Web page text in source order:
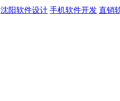
沈阳软件设计手机软件开发直销